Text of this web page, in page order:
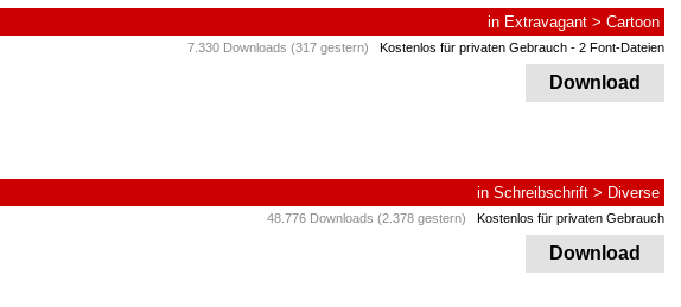
in Extravagant > Cartoon
7.330 Downloads (317 gestern) Kostenlos für privaten Gebrauch - 2 Font-Dateien
Download
in Schreibschrift > Diverse
48.776 Downloads (2.378 gestern) Kostenlos für privaten Gebrauch
Download